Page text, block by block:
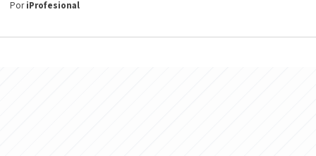
PoriProfesional